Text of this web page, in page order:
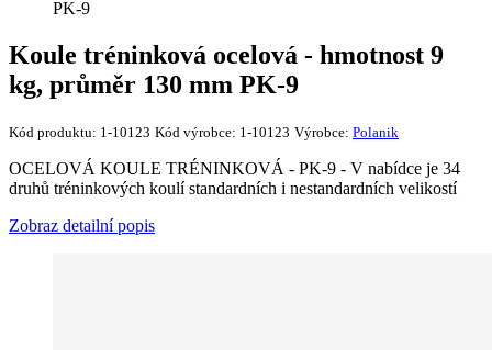
PK-9
Koule tréninková ocelová - hmotnost 9
kg, průměr 130 mm PK-9
Kód produktu: 1-10123 Kód výrobce: 1-10123 Výrobce: Polanik
OCELOVÁ KOULE TRÉNINKOVÁ - PK-9 - V nabídce je 34
druhů tréninkových koulí standardních i nestandardních velikostí
Zobraz detailní popis